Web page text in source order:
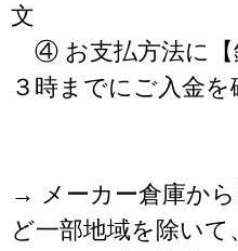
文
④ お支払方法に【
３時までにご入金
→ メーカー倉庫か
ど一部地域を除い